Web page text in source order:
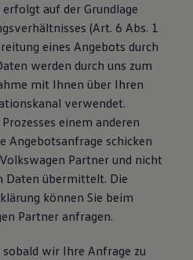
auf der Grundlage
(Art. 6 Abs. 1
eines Angebots durch
werden durch uns zum
mit Ihnen über Ihren
verwendet.
einem anderen
Angebotsanfrage schicken
Partner und nicht
Daten übermittelt. Die
können Sie beim
Partner anfragen.
wir Ihre Anfrage zu